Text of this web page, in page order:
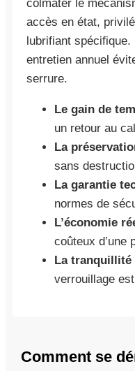
colmater le
accès en état,
lubrifiant
entretien annuel
serrure.
Le gain de
un retour au
La
sans
La garantie
normes de
L’économie
coûteux d’une
La tranquillité
verrouillage
Comment se